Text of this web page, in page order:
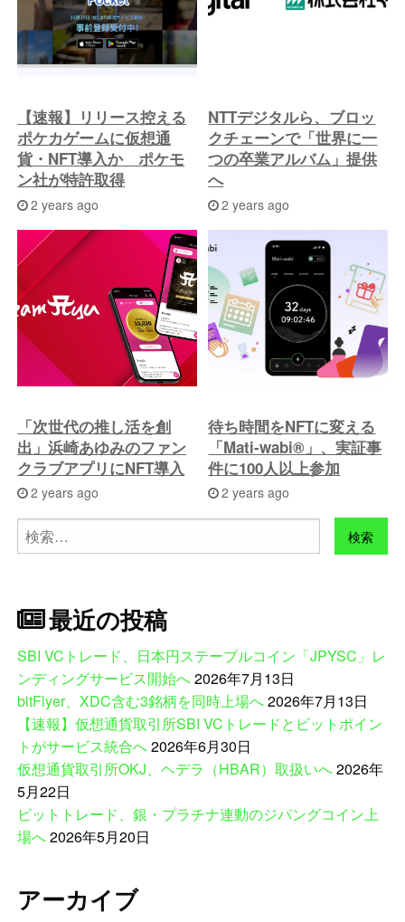
【速報】リリース控える
ポケカゲームに仮想通
貨・NFT導入か ポケモ
ン社が特許取得
2 years ago
NTTデジタルら、ブロッ
クチェーンで「世界に一
つの卒業アルバム」提供
へ
2 years ago
「次世代の推し活を創
出」浜崎あゆみのファン
クラブアプリにNFT導入
2 years ago
待ち時間をNFTに変える
「Mati-wabi®」、実証事
件に100人以上参加
2 years ago
検
索:
最近の投稿
SBI VCトレード、日本円ステーブルコイン「JPYSC」レ
ンディングサービス開始へ2026年7月13日
bitFlyer、XDC含む3銘柄を同時上場へ2026年7月13日
【速報】仮想通貨取引所SBI VCトレードとビットポイン
トがサービス統合へ2026年6月30日
仮想通貨取引所OKJ、ヘデラ（HBAR）取扱いへ2026年
5月22日
ビットトレード、銀・プラチナ連動のジパングコイン上
場へ2026年5月20日
アーカイブ